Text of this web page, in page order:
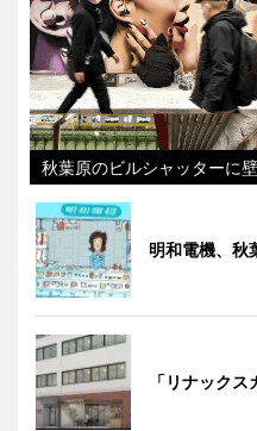
秋葉原のビルシャッターに
明和電機、秋
「リナック